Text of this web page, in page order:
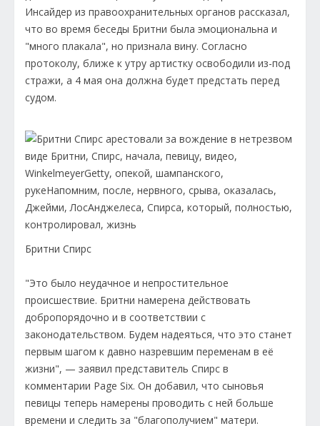
Инсайдер из правоохранительных органов рассказал,
что во время беседы Бритни была эмоциональна и
"много плакала", но признала вину. Согласно
протоколу, ближе к утру артистку освободили из-под
стражи, а 4 мая она должна будет предстать перед
судом.
Бритни Спирс
"Это было неудачное и непростительное
происшествие. Бритни намерена действовать
добропорядочно и в соответствии с
законодательством. Будем надеяться, что это станет
первым шагом к давно назревшим переменам в её
жизни", — заявил представитель Спирс в
комментарии Page Six. Он добавил, что сыновья
певицы теперь намерены проводить с ней больше
времени и следить за "благополучием" матери.